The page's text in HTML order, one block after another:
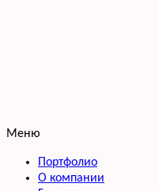
Меню
Портфолио
О компании